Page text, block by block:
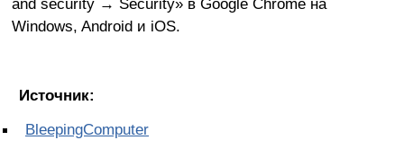
and security → Security» в Google Chrome на
Windows, Android и iOS.
Источник:
BleepingComputer